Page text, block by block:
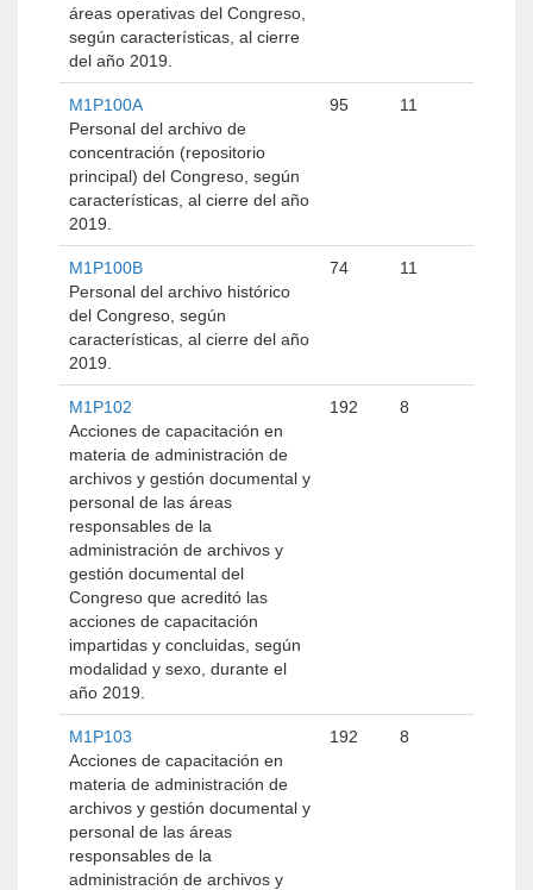
áreas operativas del Congreso,
según características, al cierre
del año 2019.
M1P100A
Personal del archivo de
concentración (repositorio
principal) del Congreso, según
características, al cierre del año
2019.
95 11
M1P100B
Personal del archivo histórico
del Congreso, según
características, al cierre del año
2019.
74 11
M1P102
Acciones de capacitación en
materia de administración de
archivos y gestión documental y
personal de las áreas
responsables de la
administración de archivos y
gestión documental del
Congreso que acreditó las
acciones de capacitación
impartidas y concluidas, según
modalidad y sexo, durante el
año 2019.
192 8
M1P103
Acciones de capacitación en
materia de administración de
archivos y gestión documental y
personal de las áreas
responsables de la
administración de archivos y
192 8